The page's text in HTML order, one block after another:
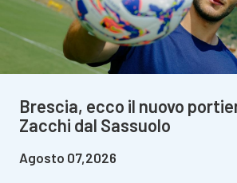
Brescia, ecco il nuovo
Zacchi dal Sassuolo
Agosto 07,2026